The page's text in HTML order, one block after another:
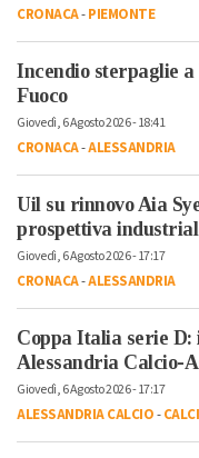
CRONACA-PIEMONTE
Incendio sterpaglie a
Fuoco
Giovedì, 6 Agosto 2026 - 18:41
CRONACA-ALESSANDRIA
Uil su rinnovo Aia
prospettiva
Giovedì, 6 Agosto 2026 - 17:17
CRONACA-ALESSANDRIA
Coppa Italia serie D:
Alessandria Calcio-
Giovedì, 6 Agosto 2026 - 17:17
ALESSANDRIA CALCIO-